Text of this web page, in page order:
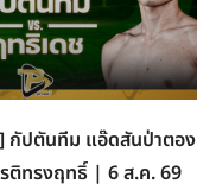
กัปตันทีม แอ๊ดสันป่าตอง
ติทรงฤทธิ์ | 6 ส.ค. 69